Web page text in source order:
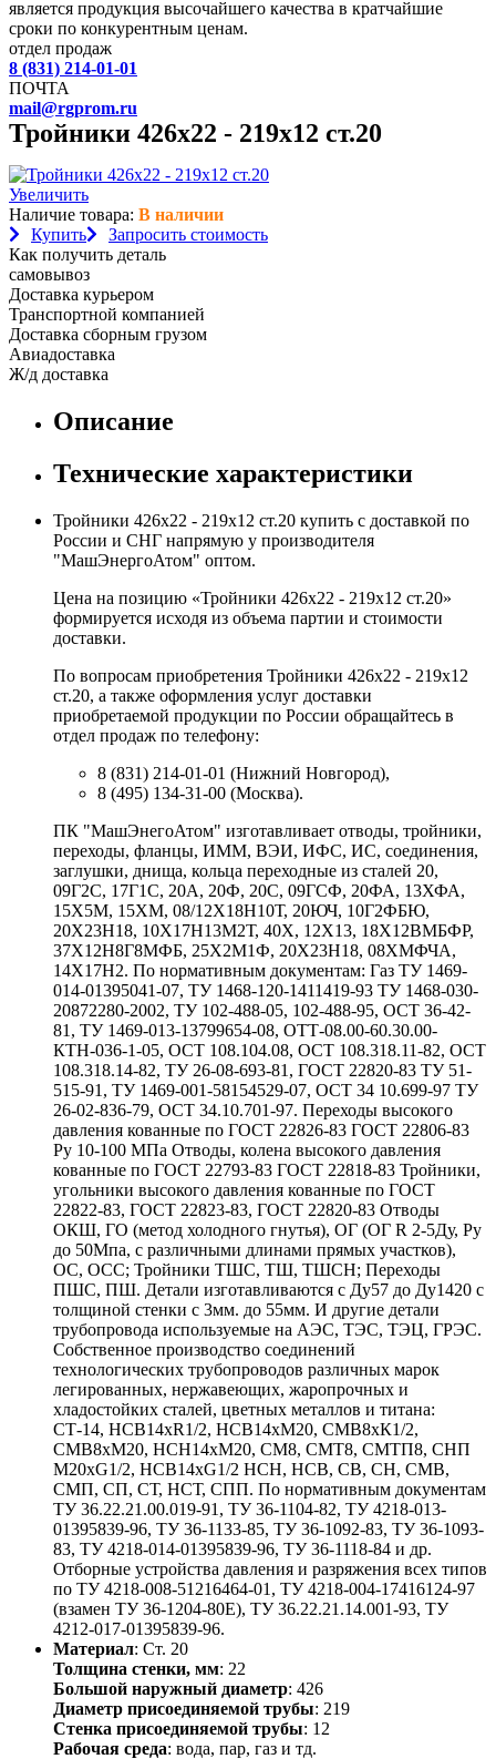
является продукция высочайшего качества в кратчайшие
сроки по конкурентным ценам.
отдел продаж
8 (831) 214-01-01
ПОЧТА
mail@rgprom.ru
Тройники 426х22 - 219х12 ст.20
Увеличить
Наличие товара: В наличии
Купить
Запросить стоимость
Как получить деталь
самовывоз
Доставка курьером
Транспортной компанией
Доставка сборным грузом
Авиадоставка
Ж/д доставка
Описание
Технические характеристики
Тройники 426х22 - 219х12 ст.20 купить с доставкой по
России и СНГ напрямую у производителя
"МашЭнергоАтом" оптом.
Цена на позицию «Тройники 426х22 - 219х12 ст.20»
формируется исходя из объема партии и стоимости
доставки.
По вопросам приобретения Тройники 426х22 - 219х12
ст.20, а также оформления услуг доставки
приобретаемой продукции по России обращайтесь в
отдел продаж по телефону:
8 (831) 214-01-01 (Нижний Новгород),
8 (495) 134-31-00 (Москва).
ПК "МашЭнегоАтом" изготавливает отводы, тройники,
переходы, фланцы, ИММ, ВЭИ, ИФС, ИС, соединения,
заглушки, днища, кольца переходные из сталей 20,
09Г2С, 17Г1С, 20А, 20Ф, 20С, 09ГСФ, 20ФА, 13ХФА,
15Х5М, 15ХМ, 08/12Х18Н10Т, 20ЮЧ, 10Г2ФБЮ,
20Х23Н18, 10Х17Н13М2Т, 40Х, 12Х13, 18Х12ВМБФР,
37Х12Н8Г8МФБ, 25Х2М1Ф, 20Х23Н18, 08ХМФЧА,
14Х17Н2. По нормативным документам: Газ ТУ 1469-
014-01395041-07, ТУ 1468-120-1411419-93 ТУ 1468-030-
20872280-2002, ТУ 102-488-05, 102-488-95, ОСТ 36-42-
81, ТУ 1469-013-13799654-08, ОТТ-08.00-60.30.00-
КТН-036-1-05, ОСТ 108.104.08, ОСТ 108.318.11-82, ОСТ
108.318.14-82, ТУ 26-08-693-81, ГОСТ 22820-83 ТУ 51-
515-91, ТУ 1469-001-58154529-07, ОСТ 34 10.699-97 ТУ
26-02-836-79, ОСТ 34.10.701-97. Переходы высокого
давления кованные по ГОСТ 22826-83 ГОСТ 22806-83
Ру 10-100 МПа Отводы, колена высокого давления
кованные по ГОСТ 22793-83 ГОСТ 22818-83 Тройники,
угольники высокого давления кованные по ГОСТ
22822-83, ГОСТ 22823-83, ГОСТ 22820-83 Отводы
ОКШ, ГО (метод холодного гнутья), ОГ (ОГ R 2-5Ду, Ру
до 50Мпа, с различными длинами прямых участков),
ОС, ОСС; Тройники ТШС, ТШ, ТШСН; Переходы
ПШС, ПШ. Детали изготавливаются с Ду57 до Ду1420 с
толщиной стенки с 3мм. до 55мм. И другие детали
трубопровода используемые на АЭС, ТЭС, ТЭЦ, ГРЭС.
Собственное производство соединений
технологических трубопроводов различных марок
легированных, нержавеющих, жаропрочных и
хладостойких сталей, цветных металлов и титана:
СТ-14, НСВ14хR1/2, НСВ14хМ20, СМВ8хК1/2,
СМВ8хМ20, НСН14хМ20, СМ8, СМТ8, СМТП8, СНП
М20хG1/2, НСВ14хG1/2 НСН, НСВ, СВ, СН, СМВ,
СМП, СП, СТ, НСТ, СПП. По нормативным документам
ТУ 36.22.21.00.019-91, ТУ 36-1104-82, ТУ 4218-013-
01395839-96, ТУ 36-1133-85, ТУ 36-1092-83, ТУ 36-1093-
83, ТУ 4218-014-01395839-96, ТУ 36-1118-84 и др.
Отборные устройства давления и разряжения всех типов
по ТУ 4218-008-51216464-01, ТУ 4218-004-17416124-97
(взамен ТУ 36-1204-80Е), ТУ 36.22.21.14.001-93, ТУ
4212-017-01395839-96.
Материал: Ст. 20
Толщина стенки, мм: 22
Большой наружный диаметр: 426
Диаметр присоединяемой трубы: 219
Стенка присоединяемой трубы: 12
Рабочая среда: вода, пар, газ и тд.